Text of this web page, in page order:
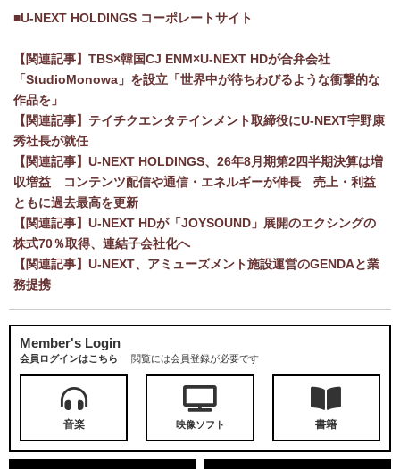
■U-NEXT HOLDINGS コーポレートサイト
【関連記事】TBS×韓国CJ ENM×U-NEXT HDが合弁会社
「StudioMonowa」を設立「世界中が待ちわびるような衝撃的な
作品を」
【関連記事】テイチクエンタテインメント取締役にU-NEXT宇野康
秀社長が就任
【関連記事】U-NEXT HOLDINGS、26年8月期第2四半期決算は増
収増益 コンテンツ配信や通信・エネルギーが伸長 売上・利益
ともに過去最高を更新
【関連記事】U-NEXT HDが「JOYSOUND」展開のエクシングの
株式70％取得、連結子会社化へ
【関連記事】U-NEXT、アミューズメント施設運営のGENDAと業
務提携
Member's Login
会員ログインはこちら 閲覧には会員登録が必要です
音楽 映像ソフト 書籍